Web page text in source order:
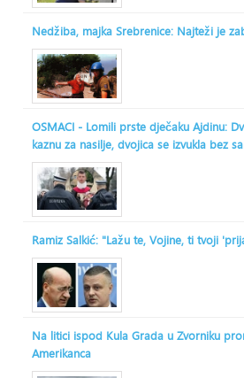
Nedžiba, majka Srebrenice: Najteži je
OSMACI - Lomili prste dječaku Ajdinu:
kaznu za nasilje, dvojica se izvukla bez
Ramiz Salkić: "Lažu te, Vojine, ti tvoji
Na litici ispod Kula Grada u Zvorniku
Amerikanca